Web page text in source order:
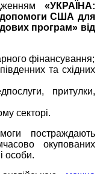
«УКРАЇНА:
допомоги США для
програм» від
фінансування;
та східних
притулки,
секторі.
постраждають
окупованих
особи.